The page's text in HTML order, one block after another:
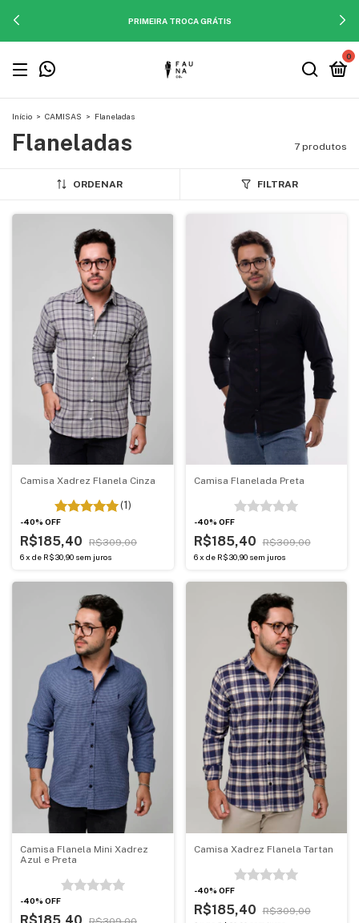
PRIMEIRA TROCA GRÁTIS
0
Início > CAMISAS > Flaneladas
Flaneladas 7 produtos
ORDENAR FILTRAR
Camisa Xadrez Flanela Cinza
(1)
-40% OFF
R$185,40 R$309,00
6x de R$30,90 sem juros
Camisa Flanelada Preta
-40% OFF
R$185,40 R$309,00
6 x de R$30,90 sem juros
Camisa Flanela Mini Xadrez
Azul e Preta
-40% OFF
Camisa Xadrez Flanela Tartan
-40% OFF
R$185,40 R$309,00